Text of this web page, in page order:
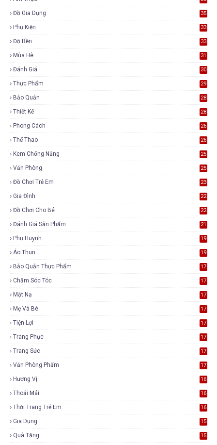
Đồ Gia Dụng 35
Phụ Kiện 33
Độ Bền 33
Mùa Hè 31
Đánh Giá 30
Thực Phẩm 29
Bảo Quản 28
Thiết Kế 28
Phong Cách 26
Thể Thao 26
Kem Chống Nắng 25
Văn Phòng 25
Đồ Chơi Trẻ Em 23
Gia Đình 22
Đồ Chơi Cho Bé 22
Đánh Giá Sản Phẩm 21
Phụ Huynh 19
Áo Thun 19
Bảo Quản Thực Phẩm 17
Chăm Sóc Tóc 17
Mặt Nạ 17
Mẹ Và Bé 17
Tiện Lợi 17
Trang Phục 17
Trang Sức 17
Văn Phòng Phẩm 17
Hương Vị 16
Thoải Mái 16
Thời Trang Trẻ Em 16
Gia Dụng 15
Quà Tặng 15